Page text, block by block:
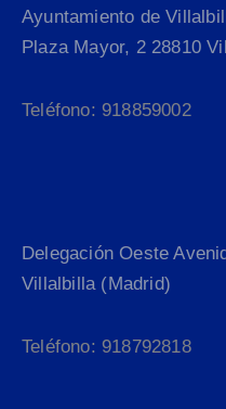
Ayuntamiento de
Plaza Mayor, 2 28810
Teléfono: 918859002
Delegación Oeste
Villalbilla (Madrid)
Teléfono: 918792818